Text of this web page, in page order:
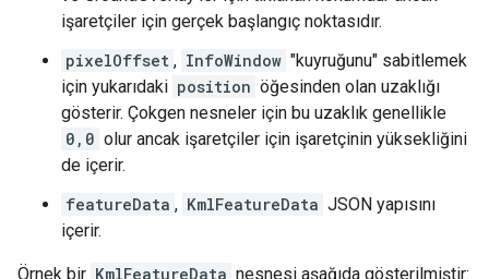
işaretçiler için gerçek başlangıç noktasıdır.
pixelOffset , InfoWindow "kuyruğunu" sabitlemek
için yukarıdaki position öğesinden olan uzaklığı
gösterir. Çokgen nesneler için bu uzaklık genellikle
0,0 olur ancak işaretçiler için işaretçinin yüksekliğini
de içerir.
featureData , KmlFeatureData JSON yapısını
içerir.
Örnek bir KmlFeatureData nesnesi aşağıda gösterilmiştir: